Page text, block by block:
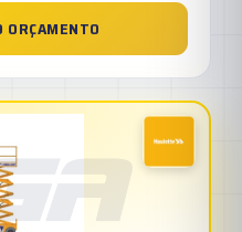
ORÇAMENTO